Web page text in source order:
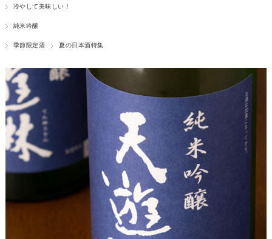
冷やして美味しい！
純米吟醸
季節限定酒 夏の日本酒特集